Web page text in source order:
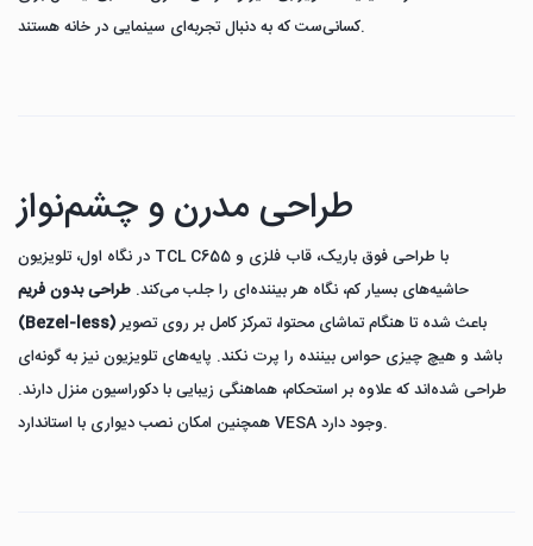
کسانی‌ست که به دنبال تجربه‌ای سینمایی در خانه هستند.
طراحی مدرن و چشم‌نواز
در نگاه اول، تلویزیون TCL C655 با طراحی فوق باریک، قاب فلزی و
حاشیه‌های بسیار کم، نگاه هر بیننده‌ای را جلب می‌کند. طراحی بدون فریم
(Bezel-less)باعث شده تا هنگام تماشای محتوا، تمرکز کامل بر روی تصویر
باشد و هیچ چیزی حواس بیننده را پرت نکند. پایه‌های تلویزیون نیز به گونه‌ای
طراحی شده‌اند که علاوه بر استحکام، هماهنگی زیبایی با دکوراسیون منزل دارند.
همچنین امکان نصب دیواری با استاندارد VESA وجود دارد.